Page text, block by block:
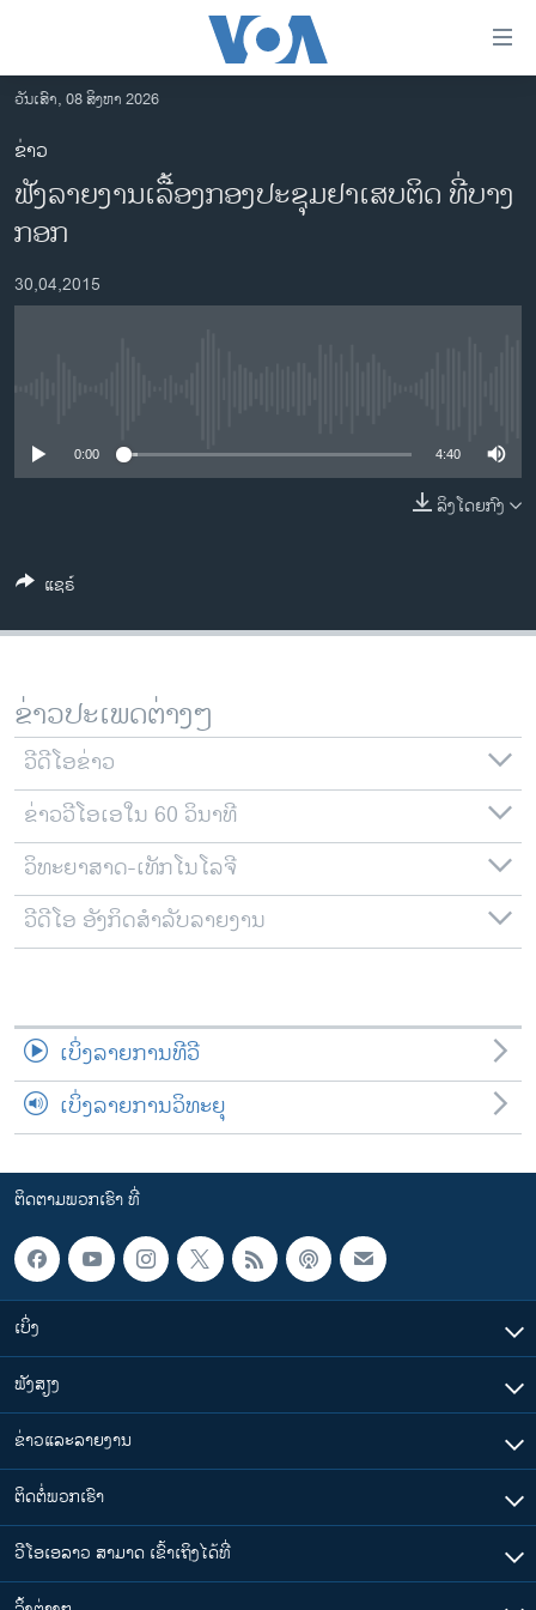
ເຂົ້າ
ຫາ
ຂ້າມ
ຂ້າມ
ຂ້າມ
ໄປ
ຫາ
ຊອກ
ອາເມຣິກາ
ຂ່າວ​ຈີນ
ຊີວິດຊາວລາວ
ທຸລະກິດ
ພາສາອັງກິດ
ສຽງ
ລາຍການກະຈາຍສຽງ
ລາຍງານ
ຕິດຕາມພວກເຮົາ ທີ່
ພາສາຕ່າງໆ
ວັນເສົາ, 08 ສິງຫາ 2026
ຂ່າວ
ຟັງລາຍງານເລື້ອງກອງປະຊຸມຢາເສບຕິດ ທີ່ບາງ
ກອກ
30,04,2015
0:00 4:40
ລິງໂດຍກົງ
ແຊຣ໌
ຂ່າວປະເພດຕ່າງໆ
ວີດີໂອຂ່າວ
ຂ່າວວີໂອເອໃນ 60 ວິນາທີ
ວິທະຍາສາດ-ເທັກໂນໂລຈີ
ວີດີໂອ ອັງກິດສຳລັບລາຍງານ
ເບິ່ງລາຍການທີວີ
ເບິ່ງລາຍການວິທະຍຸ
ຕິດຕາມພວກເຮົາ ທີ່
ເບິ່ງ
ຟັງສຽງ
ຂ່າວແລະລາຍງານ
ຕິດຕໍ່ພວກເຮົາ
ວີໂອເອລາວ ສາມາດ ເຂົ້າເຖິງໄດ້ທີ່